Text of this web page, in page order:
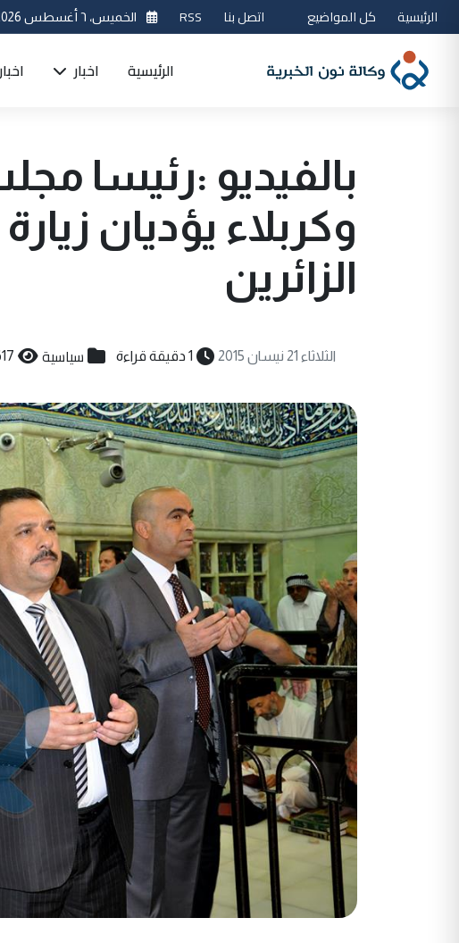
الرئيسية كل المواضيع اتصل بنا RSS الخميس، ٦ أغسطس 2026
الرئيسية اخبار
بالفيديو :رئيسا
وكربلاء يؤديان
الزائرين
الثلاثاء 21 نيسان 2015 1 دقيقة قراءة سياسية